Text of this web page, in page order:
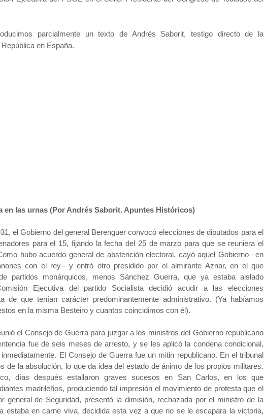
parcialmente un texto de Andrés Saborit, testigo directo de la
en España.
en las urnas (Por Andrés Saborit. Apuntes Históricos)
el Gobierno del general Berenguer convocó elecciones de diputados para el
para el 15, fijando la fecha del 25 de marzo para que se reuniera el
hubo acuerdo general de abstención electoral, cayó aquel Gobierno –en
con el rey– y entró otro presidido por el almirante Aznar, en el que
partidos monárquicos, menos Sánchez Guerra, que ya estaba aislado
Ejecutiva del partido Socialista decidió acudir a las elecciones
de que tenían carácter predominantemente administrativo. (Ya habíamos
en la misma Besteiro y cuantos coincidimos con él).
el Consejo de Guerra para juzgar a los ministros del Gobierno republicano
fue de seis meses de arresto, y se les aplicó la condena condicional,
El Consejo de Guerra fue un mitin republicano. En el tribunal
de la absolución, lo que da idea del estado de ánimo de los propios militares.
días después estallaron graves sucesos en San Carlos, en los que
madrileños, produciendo tal impresión el movimiento de protesta que el
general de Seguridad, presentó la dimisión, rechazada por el ministro de la
estaba en carne viva, decidida esta vez a que no se le escapara la victoria,